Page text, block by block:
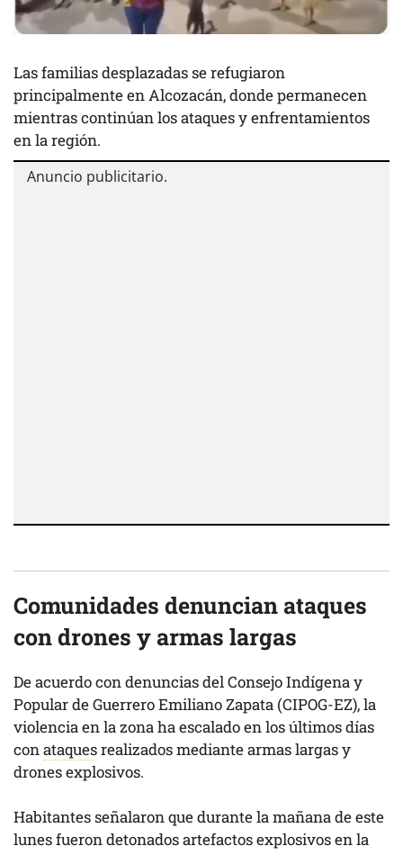
Las familias desplazadas se refugiaron
principalmente en Alcozacán, donde permanecen
mientras continúan los ataques y enfrentamientos
en la región.
Comunidades denuncian ataques
con drones y armas largas
De acuerdo con denuncias del Consejo Indígena y
Popular de Guerrero Emiliano Zapata (CIPOG-EZ), la
violencia en la zona ha escalado en los últimos días
con ataquesrealizados mediante armas largas y
drones explosivos.
Habitantes señalaron que durante la mañana de este
lunes fueron detonados artefactos explosivos en la